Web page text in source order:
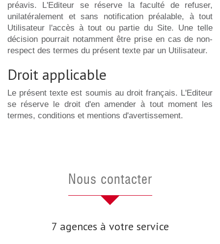
préavis. L'Editeur se réserve la faculté de refuser,
unilatéralement et sans notification préalable, à tout
Utilisateur l'accès à tout ou partie du Site. Une telle
décision pourrait notamment être prise en cas de non-
respect des termes du présent texte par un Utilisateur.
Droit applicable
Le présent texte est soumis au droit français. L'Editeur
se réserve le droit d'en amender à tout moment les
termes, conditions et mentions d'avertissement.
nous contacter
7 agences à votre service